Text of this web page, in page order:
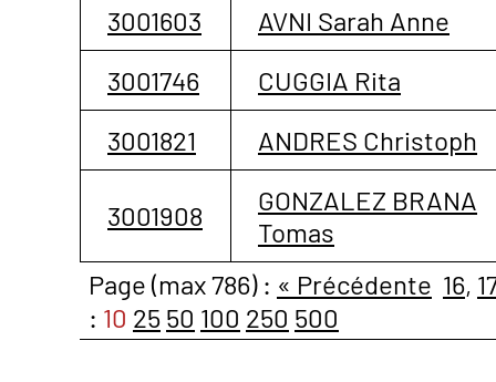
3001603
AVNI Sarah Anne
3001746
CUGGIA Rita
3001821
ANDRES Christoph
3001908
GONZALEZ BRANA
Tomas
Page (max 786) : « Précédente 16, 17
: 10 25 50 100 250 500